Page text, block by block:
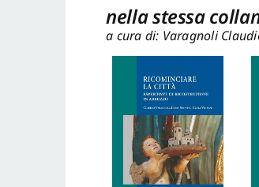
nella stessa
a cura di: Varagnoli